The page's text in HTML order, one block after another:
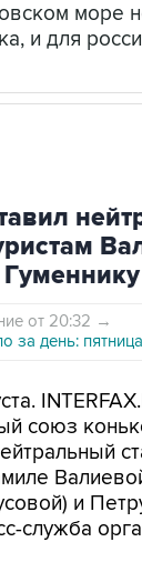
море
и для
от 20:32 →
за день:
союз
и
служба